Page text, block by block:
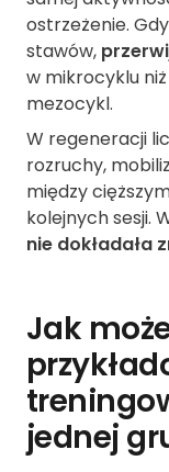
ostrzeżenie.
stawów,
w mikrocyklu
mezocykl.
W regeneracji
rozruchy,
między
kolejnych sesji.
nie dokładała
Jak
jednej